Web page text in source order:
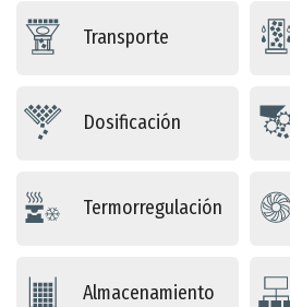
Transporte
Dosificación
Termorregulación
Almacenamiento